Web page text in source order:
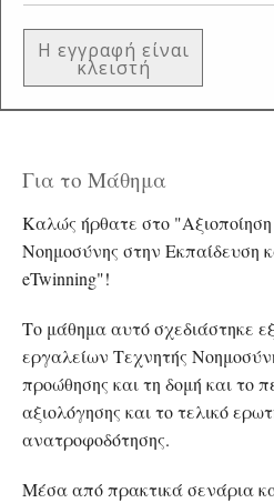
Η εγγραφή είναι
κλειστή
Για το Μάθημα
Καλώς ήρθατε στο "Αξιοποίηση
Νοημοσύνης στην Εκπαίδευση
eTwinning"!
Το μάθημα αυτό σχεδιάστηκε
εργαλείων Τεχνητής
προώθησης και τη δομή και το
αξιολόγησης και το τελικό
ανατροφοδότησης.
Μέσα από πρακτικά σενάρια